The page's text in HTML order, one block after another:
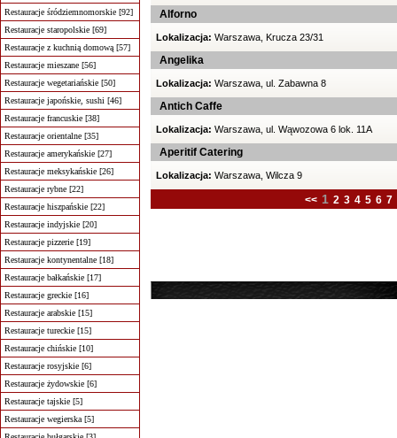
Restauracje śródziemnomorskie [92]
Restauracje staropolskie [69]
Restauracje z kuchnią domową [57]
Restauracje mieszane [56]
Restauracje wegetariańskie [50]
Restauracje japońskie, sushi [46]
Restauracje francuskie [38]
Restauracje orientalne [35]
Restauracje amerykańskie [27]
Restauracje meksykańskie [26]
Restauracje rybne [22]
Restauracje hiszpańskie [22]
Restauracje indyjskie [20]
Restauracje pizzerie [19]
Restauracje kontynentalne [18]
Restauracje bałkańskie [17]
Restauracje greckie [16]
Restauracje arabskie [15]
Restauracje tureckie [15]
Restauracje chińskie [10]
Restauracje rosyjskie [6]
Restauracje żydowskie [6]
Restauracje tajskie [5]
Restauracje wegierska [5]
Alforno
Lokalizacja: Warszawa, Krucza 23/31
Angelika
Lokalizacja: Warszawa, ul. Zabawna 8
Antich Caffe
Lokalizacja: Warszawa, ul. Wąwozowa 6 lok. 11A
Aperitif Catering
Lokalizacja: Warszawa, Wilcza 9
<< 1 2 3 4 5 6 7